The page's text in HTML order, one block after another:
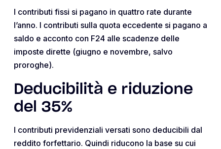
I contributi fissi si pagano in quattro rate durante
l’anno. I contributi sulla quota eccedente si pagano a
saldo e acconto con F24 alle scadenze delle
imposte dirette (giugno e novembre, salvo
proroghe).
Deducibilità e riduzione
del 35%
I contributi previdenziali versati sono deducibili dal
reddito forfettario. Quindi riducono la base su cui